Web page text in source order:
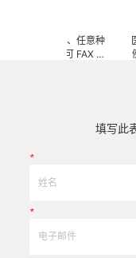
、新产品、任意种
类似，可 FAX 地
医疗
例如
具。
据客
填写此
*
*